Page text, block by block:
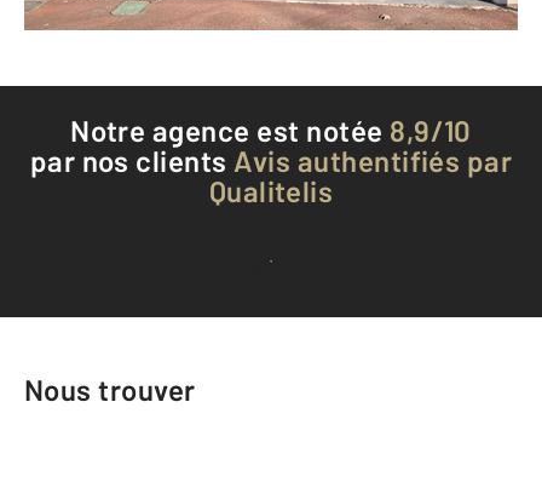
Téléphoner à l'agence
Notre agence est notée 8,9/10
par nos clients Avis authentifiés par
Qualitelis
Voir tous les avis clients
Nous trouver